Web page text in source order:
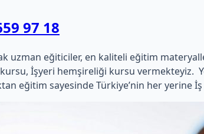
97 18
uzman eğiticiler, en kaliteli eğitim
İşyeri hemşireliği kursu
eğitim sayesinde Türkiye’nin her yerine